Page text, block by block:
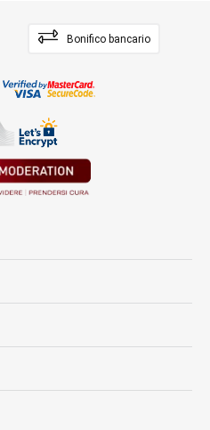
Bonifico bancario